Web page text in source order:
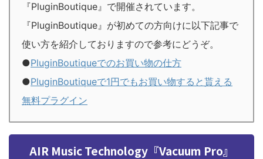
『PluginBoutique』で開催されています。
『PluginBoutique』が初めての方向けに以下記事で
使い方を紹介しておりますので参考にどうぞ。
●PluginBoutiqueでのお買い物の仕方
●PluginBoutiqueで1円でもお買い物すると貰える
無料プラグイン
AIR Music Technology『Vacuum Pro』